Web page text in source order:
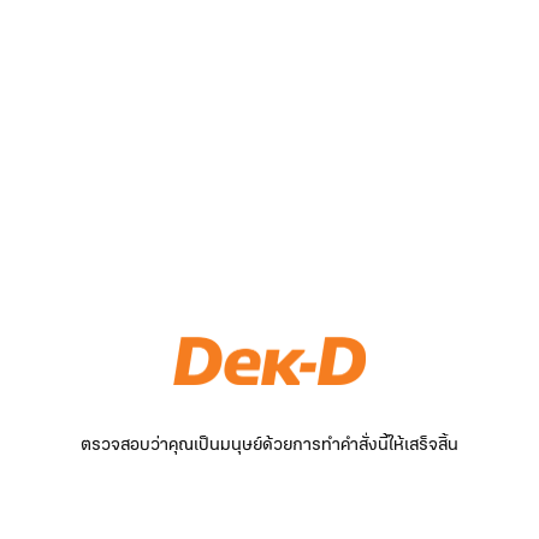
ตรวจสอบว่าคุณเป็นมนุษย์ด้วยการทำคำสั่งนี้ให้เสร็จสิ้น